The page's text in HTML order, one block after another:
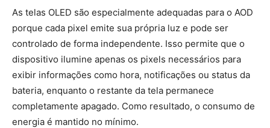
As telas OLED são especialmente adequadas para o AOD
porque cada pixel emite sua própria luz e pode ser
controlado de forma independente. Isso permite que o
dispositivo ilumine apenas os pixels necessários para
exibir informações como hora, notificações ou status da
bateria, enquanto o restante da tela permanece
completamente apagado. Como resultado, o consumo de
energia é mantido no mínimo.